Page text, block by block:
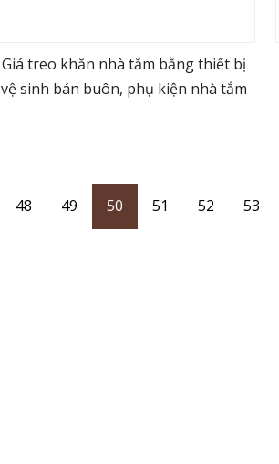
view more
Giá treo khăn nhà tắm bằng thiết bị
vệ sinh bán buôn, phụ kiện nhà tắm
48 49 50 51 52 53